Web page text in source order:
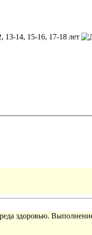
13-14, 15-16, 17-18 лет
здоровью.